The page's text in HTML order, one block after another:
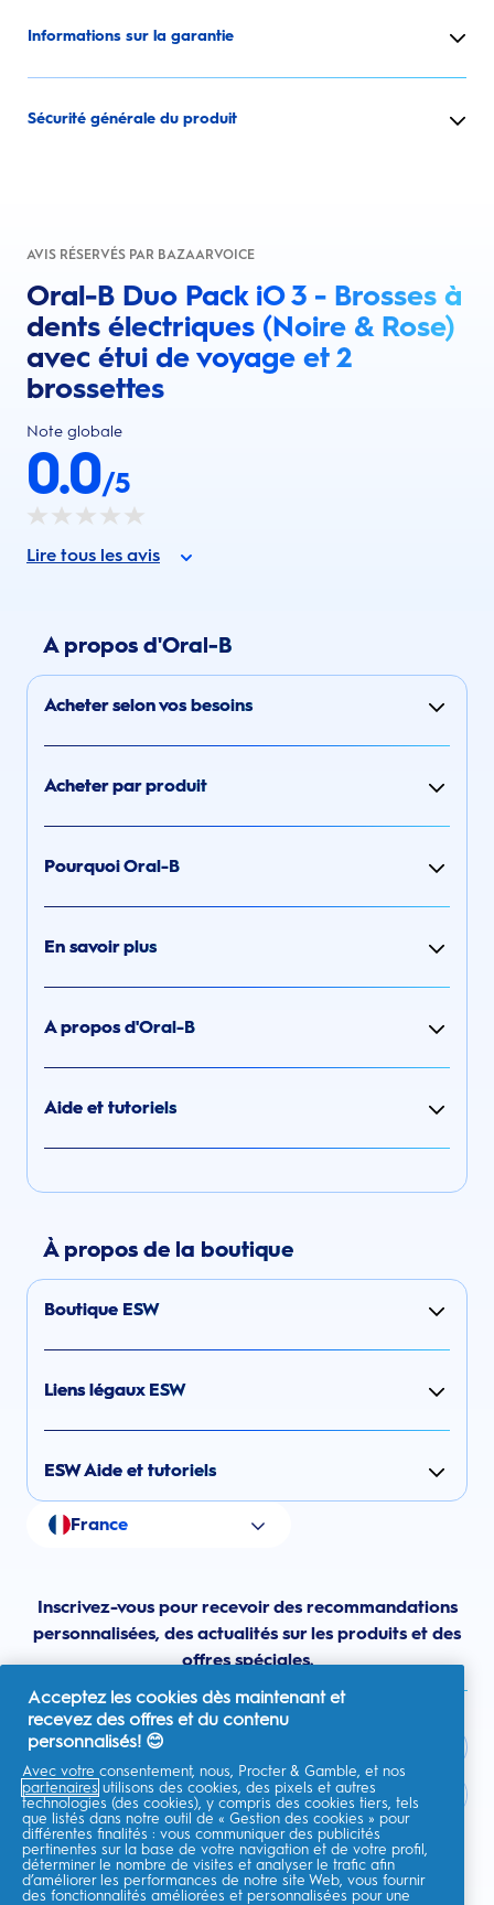
Informations sur la garantie
Sécurité générale du produit
AVIS RÉSERVÉS PAR BAZAARVOICE
Oral-B Duo Pack iO 3 - Brosses à
dents électriques (Noire & Rose)
avec étui de voyage et 2
brossettes
Note globale
0.0/5
Lire tous les avis
A propos d'Oral-B
Acheter selon vos besoins
Acheter par produit
Pourquoi Oral-B
En savoir plus
A propos d'Oral-B
Aide et tutoriels
À propos de la boutique
Boutique ESW
Liens légaux ESW
ESW Aide et tutoriels
France
Inscrivez-vous pour recevoir des recommandations
personnalisées, des actualités sur les produits et des
offres spéciales.
France
Je consens à recevoir des communications personnalisées
Acceptez les cookies dès maintenant et
recevez des offres et du contenu
personnalisés! 😊
Avec votre consentement, nous, Procter & Gamble, et nos
partenaires utilisons des cookies, des pixels et autres
technologies (des cookies), y compris des cookies tiers, tels
que listés dans notre outil de « Gestion des cookies » pour
différentes finalités : vous communiquer des publicités
pertinentes sur la base de votre navigation et de votre profil,
déterminer le nombre de visites et analyser le trafic afin
d’améliorer les performances de notre site Web, vous fournir
des fonctionnalités améliorées et personnalisées pour une